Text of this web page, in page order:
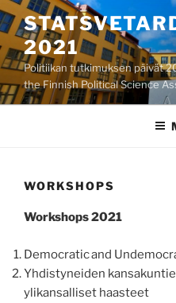
Hoppa
till
innehåll2021
Politiikan tutkimuksen päivät
the Finnish Political Science
WORKSHOPS
Workshops 2021
Democratic and
Yhdistyneiden
ylikansalliset haasteet